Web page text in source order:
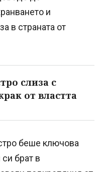
и
в страната от
слиза с
от властта
беше ключова
брат в